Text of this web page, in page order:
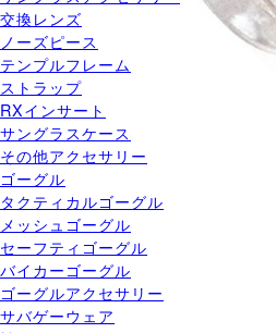
交換レンズ
ノーズピース
テンプルフレーム
ストラップ
RXインサート
サングラスケース
その他アクセサリー
ゴーグル
タクティカルゴーグル
メッシュゴーグル
セーフティゴーグル
バイカーゴーグル
ゴーグルアクセサリー
サバゲーウェア